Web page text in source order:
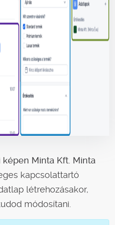
Minta Kft. Minta
kapcsolattartó
létrehozásakor,
módosítani.